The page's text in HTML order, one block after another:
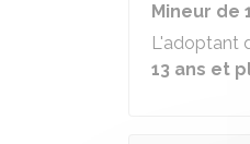
Mineur de
L'adoptant
13 ans et